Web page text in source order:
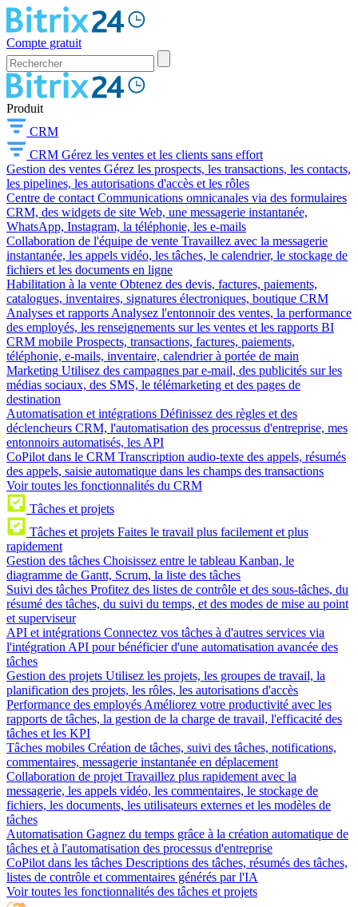
Compte gratuit
Produit
CRM
CRM Gérez les ventes et les clients sans effort
Gestion des ventes Gérez les prospects, les transactions, les contacts,
les pipelines, les autorisations d'accès et les rôles
Centre de contact Communications omnicanales via des formulaires
CRM, des widgets de site Web, une messagerie instantanée,
WhatsApp, Instagram, la téléphonie, les e-mails
Collaboration de l'équipe de vente Travaillez avec la messagerie
instantanée, les appels vidéo, les tâches, le calendrier, le stockage de
fichiers et les documents en ligne
Habilitation à la vente Obtenez des devis, factures, paiements,
catalogues, inventaires, signatures électroniques, boutique CRM
Analyses et rapports Analysez l'entonnoir des ventes, la performance
des employés, les renseignements sur les ventes et les rapports BI
CRM mobile Prospects, transactions, factures, paiements,
téléphonie, e-mails, inventaire, calendrier à portée de main
Marketing Utilisez des campagnes par e-mail, des publicités sur les
médias sociaux, des SMS, le télémarketing et des pages de
destination
Automatisation et intégrations Définissez des règles et des
déclencheurs CRM, l'automatisation des processus d'entreprise, mes
entonnoirs automatisés, les API
CoPilot dans le CRM Transcription audio-texte des appels, résumés
des appels, saisie automatique dans les champs des transactions
Voir toutes les fonctionnalités du CRM
Tâches et projets
Tâches et projets Faites le travail plus facilement et plus
rapidement
Gestion des tâches Choisissez entre le tableau Kanban, le
diagramme de Gantt, Scrum, la liste des tâches
Suivi des tâches Profitez des listes de contrôle et des sous-tâches, du
résumé des tâches, du suivi du temps, et des modes de mise au point
et superviseur
API et intégrations Connectez vos tâches à d'autres services via
l'intégration API pour bénéficier d'une automatisation avancée des
tâches
Gestion des projets Utilisez les projets, les groupes de travail, la
planification des projets, les rôles, les autorisations d'accès
Performance des employés Améliorez votre productivité avec les
rapports de tâches, la gestion de la charge de travail, l'efficacité des
tâches et les KPI
Tâches mobiles Création de tâches, suivi des tâches, notifications,
commentaires, messagerie instantanée en déplacement
Collaboration de projet Travaillez plus rapidement avec la
messagerie, les appels vidéo, les commentaires, le stockage de
fichiers, les documents, les utilisateurs externes et les modèles de
tâches
Automatisation Gagnez du temps grâce à la création automatique de
tâches et à l'automatisation des processus d'entreprise
CoPilot dans les tâches Descriptions des tâches, résumés des tâches,
listes de contrôle et commentaires générés par l'IA
Voir toutes les fonctionnalités des tâches et projets